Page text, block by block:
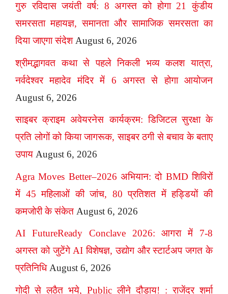
गुरु रविदास जयंती वर्ष: 8 अगस्त को होगा 21 कुंडीय
समरसता महायज्ञ, समानता और सामाजिक समरसता का
दिया जाएगा संदेश August 6, 2026
श्रीमद्भागवत कथा से पहले निकली भव्य कलश यात्रा,
नर्वदेश्वर महादेव मंदिर में 6 अगस्त से होगा आयोजन
August 6, 2026
साइबर क्राइम अवेयरनेस कार्यक्रम: डिजिटल सुरक्षा के
प्रति लोगों को किया जागरूक, साइबर ठगी से बचाव के बताए
उपाय August 6, 2026
Agra Moves Better–2026 अभियान: दो BMD शिविरों
में 45 महिलाओं की जांच, 80 प्रतिशत में हड्डियों की
कमजोरी के संकेत August 6, 2026
AI FutureReady Conclave 2026: आगरा में 7-8
अगस्त को जुटेंगे AI विशेषज्ञ, उद्योग और स्टार्टअप जगत के
प्रतिनिधि August 6, 2026
गोदी से लठैत भये, Public लीने दौड़ाय! : राजेंद्र शर्मा